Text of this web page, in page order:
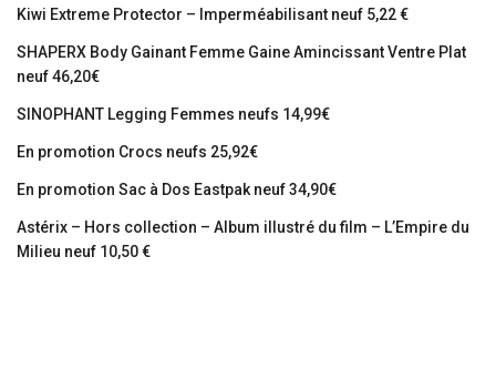
Kiwi Extreme Protector – Imperméabilisant neuf 5,22 €
SHAPERX Body Gainant Femme Gaine Amincissant Ventre Plat
neuf 46,20€
SINOPHANT Legging Femmes neufs 14,99€
En promotion Crocs neufs 25,92€
En promotion Sac à Dos Eastpak neuf 34,90€
Astérix – Hors collection – Album illustré du film – L’Empire du
Milieu neuf 10,50 €